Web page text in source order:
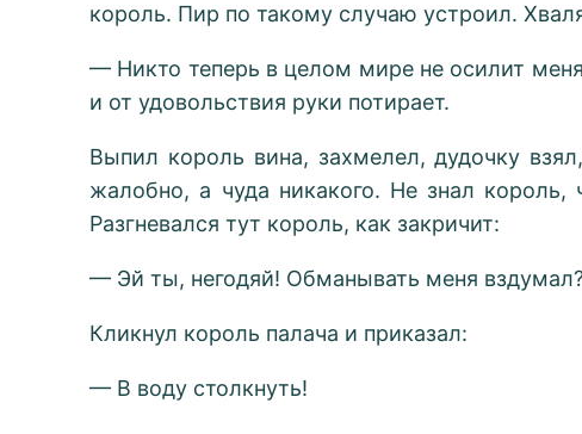
король. Пир по такому случаю устроил.
— Никто теперь в целом мире не осилит
и от удовольствия руки потирает.
Выпил король вина, захмелел, дудочку
жалобно, а чуда никакого. Не знал
Разгневался тут король, как закричит:
— Эй ты, негодяй! Обманывать меня
Кликнул король палача и приказал:
— В воду столкнуть!